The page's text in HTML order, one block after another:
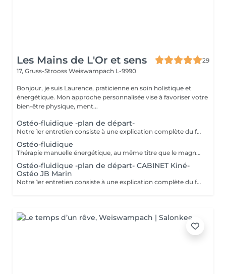
Les Mains de L'Or et sens
29
17, Gruss-Strooss Weiswampach L-9990
Bonjour, je suis Laurence, praticienne en soin holistique et
énergétique. Mon approche personnalisée vise à favoriser votre
bien-être physique, ment...
Ostéo-fluidique -plan de départ-
Notre 1er entretien consiste à une explication complète du fonctionne de l'Ostéofluidique ainsi que de voir notre plan d'action et le nombre de séance à fixer selon votre problématique.
Ostéo-fluidique
Thérapie manuelle énergétique, au même titre que le magnétisme, à la différence que celui-ci permet un décodage biologique et permet la libération émotionnelle. L'ostéofluidique permet de travailler directement sur l'énergie des os, articulations, organes, glandes et de tous les systèmes énergétiques du corps, sans aucune manipulation ni cracking. Mon travail consiste à mettre en lumière ces blocages et de les libérer. À la rencontre des maux et mots. - douleurs. - traumas. - blocages physiques et émotionnels. -
Ostéo-fluidique -plan de départ- CABINET Kiné-
Ostéo JB Marin
Notre 1er entretien consiste à une explication complète du fonctionne de l'Ostéofluidique ainsi que de voir notre plan d'action et le nombre de séance à fixer selon votre problématique.